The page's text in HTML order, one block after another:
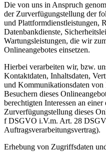
Die von uns in Anspruch
der Zurverfügungstellung der
und Plattformdienstleistungen,
Datenbankdienste,
Wartungsleistungen, die wir
Onlineangebotes einsetzen.
Hierbei verarbeiten wir, bzw.
Kontaktdaten, Inhaltsdaten,
und Kommunikationsdaten von
Besuchern dieses
berechtigten Interessen an
Zurverfügungstellung dieses
f DSGVO i.V.m. Art. 28
Auftragsverarbeitungsvertrag).
Erhebung von Zugriffsdaten